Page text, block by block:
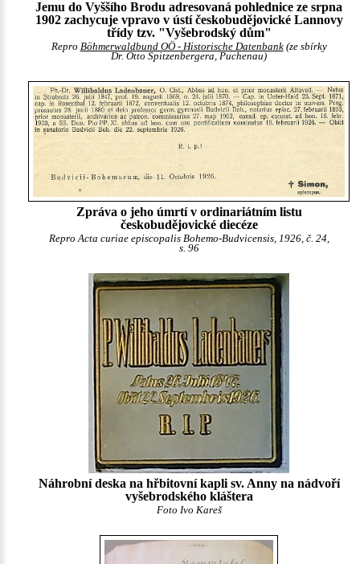
Jemu do Vyššího Brodu adresovaná pohlednice ze srpna
1902 zachycuje vpravo v ústí českobudějovické Lannovy
třídy tzv. "Vyšebrodský dům"
Repro Böhmerwaldbund OÖ - Historische Datenbank(ze sbírky
Dr. Otto Spitzenbergera, Puchenau)
Zpráva o jeho úmrtí v ordinariátním listu
českobudějovické diecéze
Repro Acta curiae episcopalis Bohemo-Budvicensis, 1926, č. 24,
s. 96
Náhrobní deska na hřbitovní kapli sv. Anny na nádvoří
vyšebrodského kláštera
Foto Ivo Kareš